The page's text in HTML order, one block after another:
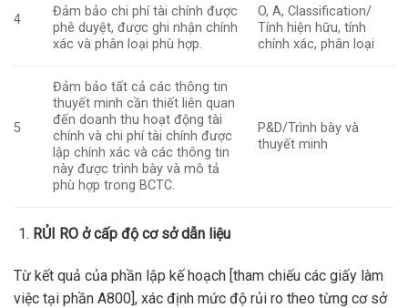
4
Đảm bảo chi phí tài chính được
phê duyệt, được ghi nhận chính
xác và phân loại phù hợp.
O, A, Classification/
Tính hiện hữu, tính
chính xác, phân loại
5
Đảm bảo tất cả các thông tin
thuyết minh cần thiết liên quan
đến doanh thu hoạt động tài
chính và chi phí tài chính được
lập chính xác và các thông tin
này được trình bày và mô tả
phù hợp trong BCTC.
P&D/Trình bày và
thuyết minh
RỦI RO ở cấp độ cơ sở dẫn liệu
Từ kết quả của phần lập kế hoạch [tham chiếu các giấy làm
việc tại phần A800], xác định mức độ rủi ro theo từng cơ sở